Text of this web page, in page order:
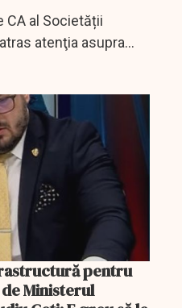
CA al Societății
atenţia asupra
Sectorului 5
pentru
Ministerul